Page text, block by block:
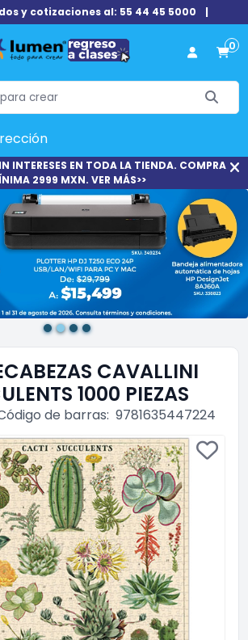
y cotizaciones al: 55 44 45 5000 |
0
INTERESES EN TODA LA TIENDA. COMPRA
2999 MXN. VER MÁS>>
CAVALLINI
1000 PIEZAS
de barras: 9781635447224